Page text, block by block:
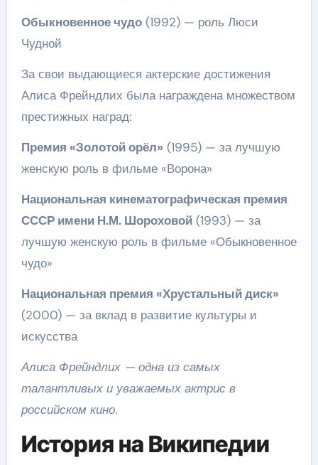
Обыкновенное чудо(1992) — роль Люси
Чудной
За свои выдающиеся актерские достижения
Алиса Фрейндлих была награждена множеством
престижных наград:
Премия «Золотой орёл» (1995) — за лучшую
женскую роль в фильме «Ворона»
Национальная кинематографическая премия
СССР имени Н.М. Шороховой(1993) — за
лучшую женскую роль в фильме «Обыкновенное
чудо»
Национальная премия «Хрустальный диск»
(2000) — за вклад в развитие культуры и
искусства
Алиса Фрейндлих — одна из самых
талантливых и уважаемых актрис в
российском кино.
История на Википедии